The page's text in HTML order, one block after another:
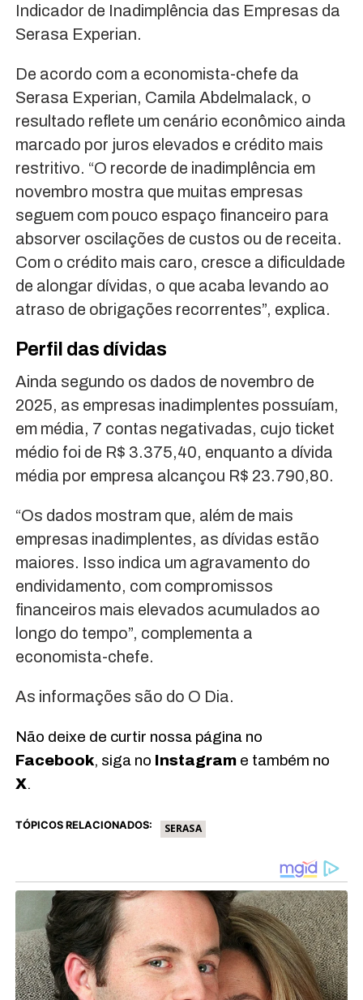
Indicador de Inadimplência das Empresas da
Serasa Experian.
De acordo com a economista-chefe da
Serasa Experian, Camila Abdelmalack, o
resultado reflete um cenário econômico ainda
marcado por juros elevados e crédito mais
restritivo. “O recorde de inadimplência em
novembro mostra que muitas empresas
seguem com pouco espaço financeiro para
absorver oscilações de custos ou de receita.
Com o crédito mais caro, cresce a dificuldade
de alongar dívidas, o que acaba levando ao
atraso de obrigações recorrentes”, explica.
Perfil das dívidas
Ainda segundo os dados de novembro de
2025, as empresas inadimplentes possuíam,
em média, 7 contas negativadas, cujo ticket
médio foi de R$ 3.375,40, enquanto a dívida
média por empresa alcançou R$ 23.790,80.
“Os dados mostram que, além de mais
empresas inadimplentes, as dívidas estão
maiores. Isso indica um agravamento do
endividamento, com compromissos
financeiros mais elevados acumulados ao
longo do tempo”, complementa a
economista-chefe.
As informações são do O Dia.
Não deixe de curtir nossa página no
Facebook, siga no Instagrame também no
X.
TÓPICOS RELACIONADOS: SERASA